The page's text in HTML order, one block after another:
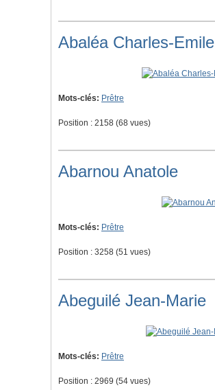
Abaléa Charles-Emile
Mots-clés: Prêtre
Position : 2158 (68 vues)
Abarnou Anatole
Mots-clés: Prêtre
Position : 3258 (51 vues)
Abeguilé Jean-Marie
Mots-clés: Prêtre
Position : 2969 (54 vues)